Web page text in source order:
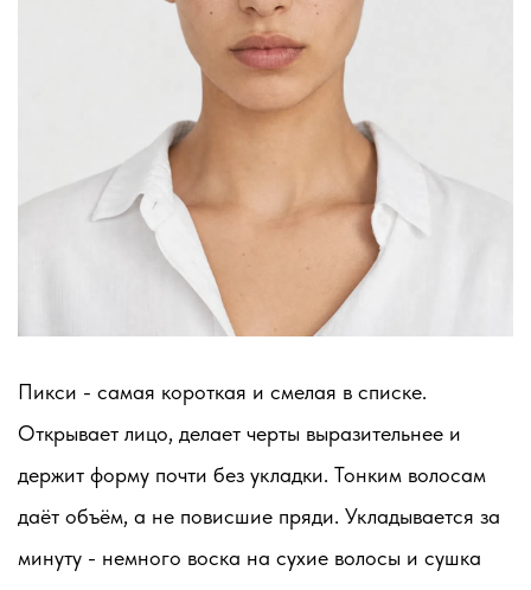
Пикси - самая короткая и смелая в списке.
Открывает лицо, делает черты выразительнее и
держит форму почти без укладки. Тонким волосам
даёт объём, а не повисшие пряди. Укладывается за
минуту - немного воска на сухие волосы и сушка